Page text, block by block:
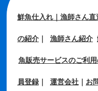
鮮魚仕入れ｜漁師さん
の紹介｜ 漁師さん紹介
魚販売サービスのご利
員登録｜ 運営会社｜ お